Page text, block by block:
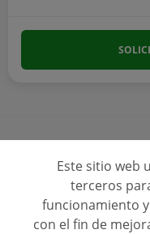
Ver
Este sitio web
terceros
funcionamiento
con el fin de